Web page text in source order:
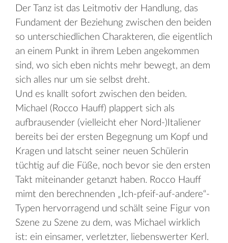
Der Tanz ist das Leitmotiv der Handlung, das
Fundament der Beziehung zwischen den beiden
so unterschiedlichen Charakteren, die eigentlich
an einem Punkt in ihrem Leben angekommen
sind, wo sich eben nichts mehr bewegt, an dem
sich alles nur um sie selbst dreht.
Und es knallt sofort zwischen den beiden.
Michael (Rocco Hauff) plappert sich als
aufbrausender (vielleicht eher Nord-)Italiener
bereits bei der ersten Begegnung um Kopf und
Kragen und latscht seiner neuen Schülerin
tüchtig auf die Füße, noch bevor sie den ersten
Takt miteinander getanzt haben. Rocco Hauff
mimt den berechnenden „Ich-pfeif-auf-andere“-
Typen hervorragend und schält seine Figur von
Szene zu Szene zu dem, was Michael wirklich
ist: ein einsamer, verletzter, liebenswerter Kerl.